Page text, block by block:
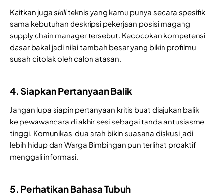
Kaitkan juga skillteknis yang kamu punya secara spesifik
sama kebutuhan deskripsi pekerjaan posisi magang
supply chain manager tersebut. Kecocokan kompetensi
dasar bakal jadi nilai tambah besar yang bikin profilmu
susah ditolak oleh calon atasan.
4. Siapkan Pertanyaan Balik
Jangan lupa siapin pertanyaan kritis buat diajukan balik
ke pewawancara di akhir sesi sebagai tanda antusiasme
tinggi. Komunikasi dua arah bikin suasana diskusi jadi
lebih hidup dan Warga Bimbingan pun terlihat proaktif
menggali informasi.
5. Perhatikan Bahasa Tubuh